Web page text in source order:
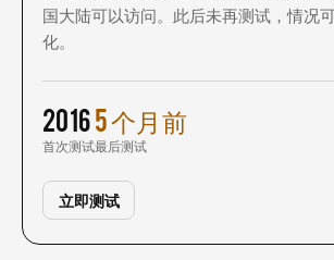
国大陆可以访问。此后未再测试，情况
化。
2016
首次测试
5 个月前
最后测试
立即测试